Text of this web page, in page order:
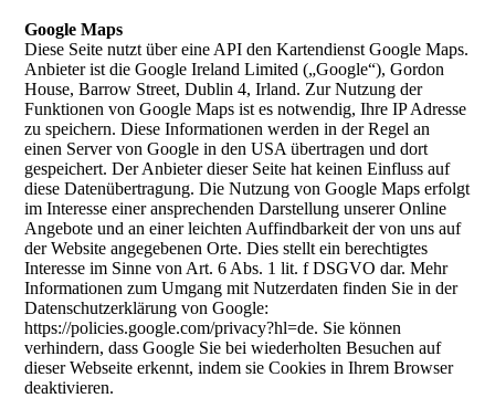
Google Maps
Diese Seite nutzt über eine API den Kartendienst Google Maps.
Anbieter ist die Google Ireland Limited („Google“), Gordon
House, Barrow Street, Dublin 4, Irland. Zur Nutzung der
Funktionen von Google Maps ist es notwendig, Ihre IP Adresse
zu speichern. Diese Informationen werden in der Regel an
einen Server von Google in den USA übertragen und dort
gespeichert. Der Anbieter dieser Seite hat keinen Einfluss auf
diese Datenübertragung. Die Nutzung von Google Maps erfolgt
im Interesse einer ansprechenden Darstellung unserer Online
Angebote und an einer leichten Auffindbarkeit der von uns auf
der Website angegebenen Orte. Dies stellt ein berechtigtes
Interesse im Sinne von Art. 6 Abs. 1 lit. f DSGVO dar. Mehr
Informationen zum Umgang mit Nutzerdaten finden Sie in der
Datenschutzerklärung von Google:
https://policies.google.com/privacy?hl=de. Sie können
verhindern, dass Google Sie bei wiederholten Besuchen auf
dieser Webseite erkennt, indem sie Cookies in Ihrem Browser
deaktivieren.